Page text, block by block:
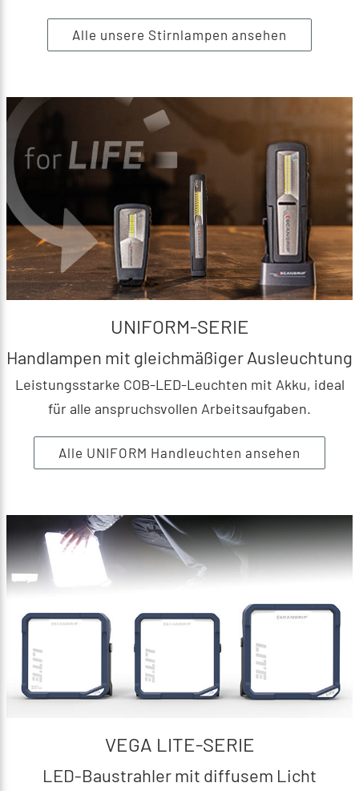
Alle unsere Stirnlampen ansehen
UNIFORM-SERIE
Handlampen mit gleichmäßiger Ausleuchtung
Leistungsstarke COB-LED-Leuchten mit Akku, ideal
für alle anspruchsvollen Arbeitsaufgaben.
Alle UNIFORM Handleuchten ansehen
VEGA LITE-SERIE
LED-Baustrahler mit diffusem Licht